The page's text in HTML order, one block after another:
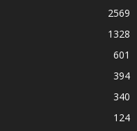
2569
1328
601
394
340
124